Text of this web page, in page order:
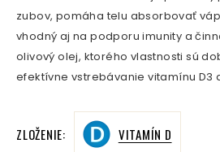
zubov, pomáha telu absorbovať
vhodný aj na podporu imunity a
olivový olej, ktorého vlastnosti sú
efektívne vstrebávanie vitamínu D3
ZLOŽENIE: VITAMÍN D